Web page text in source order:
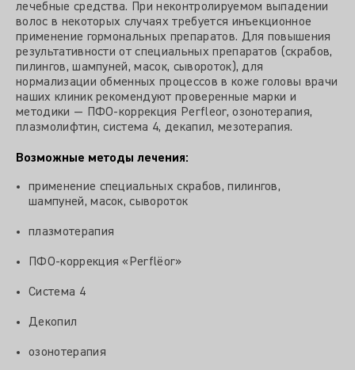
лечебные средства. При неконтролируемом выпадении
волос в некоторых случаях требуется инъекционное
применение гормональных препаратов. Для повышения
результативности от специальных препаратов (скрабов,
пилингов, шампуней, масок, сывороток), для
нормализации обменных процессов в коже головы врачи
наших клиник рекомендуют проверенные марки и
методики — ПФО-коррекция Perfleor, озонотерапия,
плазмолифтин, система 4, декапил, мезотерапия.
Возможные методы лечения:
применение специальных скрабов, пилингов,
шампуней, масок, сывороток
плазмотерапия
ПФО-коррекция «Perflёor»
Система 4
Декопил
озонотерапия